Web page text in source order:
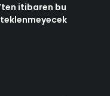
itibaren bu